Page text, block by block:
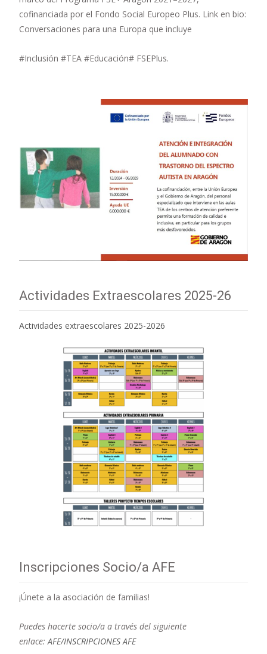
cofinanciada por el Fondo Social Europeo Plus. Link en bio:
Conversaciones para una Europa que incluye
#Inclusión #TEA #Educación# FSEPlus.
Actividades Extraescolares 2025-26
Actividades extraescolares 2025-2026
Inscripciones Socio/a AFE
¡Únete a la asociación de familias!
Puedes hacerte socio/a a través del siguiente
enlace:AFE/INSCRIPCIONES AFE